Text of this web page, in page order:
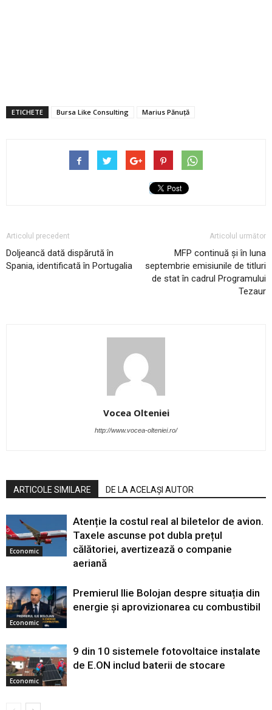
ETICHETE Bursa Like Consulting Marius Pănuță
Articolul precedent
Doljeancă dată dispărută în
Spania, identificată în Portugalia
Articolul următor
MFP continuă și în luna
septembrie emisiunile de titluri
de stat în cadrul Programului
Tezaur
Vocea Olteniei
http://www.vocea-olteniei.ro/
ARTICOLE SIMILARE DE LA ACELAȘI AUTOR
Economic
Atenție la costul real al biletelor de avion.
Taxele ascunse pot dubla prețul
călătoriei, avertizează o companie
aeriană
Economic
Premierul Ilie Bolojan despre situația din
energie și aprovizionarea cu combustibil
Economic
9 din 10 sistemele fotovoltaice instalate
de E.ON includ baterii de stocare